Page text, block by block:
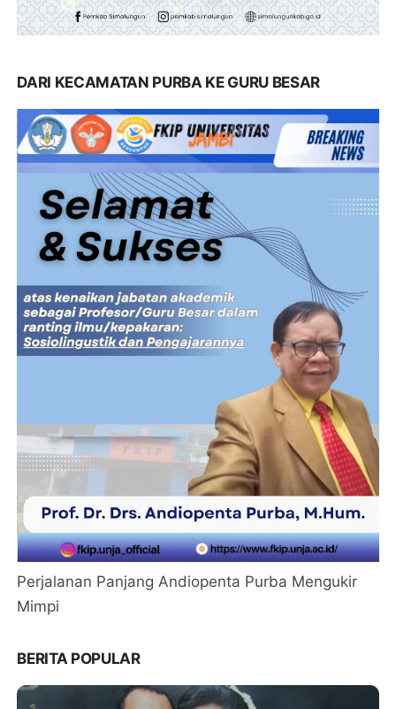
DARI KECAMATAN PURBA KE GURU BESAR
Perjalanan Panjang Andiopenta Purba Mengukir
Mimpi
BERITA POPULAR